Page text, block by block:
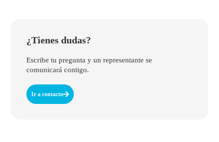
¿Tienes dudas?
Escribe tu pregunta y un representante se
comunicará contigo.
Ir a contacto